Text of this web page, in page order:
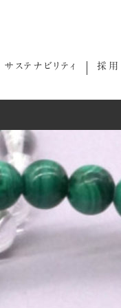
サステナビリティ 採用